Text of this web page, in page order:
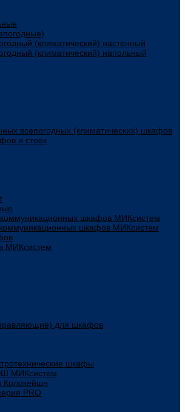
(климатический) настенный
(климатический) напольный
всепогодных (климатических) шкафов
и стоек
шкафов МИКсистем
шкафов МИКсистем
МИКсистем
для шкафов
шкафы
МИКсистем
PRO